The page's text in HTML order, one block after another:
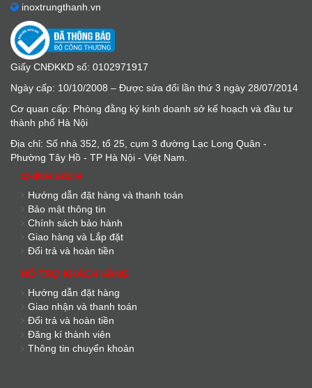
inoxtrungthanh.vn
Giấy CNĐKKD số: 0102971917
Ngày cấp: 10/10/2008 – Được sửa đổi lần thứ 3 ngày 28/07/2014
Cơ quan cấp: Phòng đằng ký kinh doanh sở kế hoạch và đầu tư
thành phố Hà Nội
Địa chỉ: Số nhà 352, tổ 25, cụm 3 đường Lạc Long Quân -
Phường Tây Hồ - TP Hà Nội - Việt Nam.
CHÍNH SÁCH
Hướng dẫn đặt hàng và thanh toán
Bảo mật thông tin
Chính sách bảo hành
Giao hàng và Lắp đặt
Đổi trả và hoàn tiền
HỖ TRỢ KHÁCH HÀNG
Hướng dẫn đặt hàng
Giao nhận và thanh toán
Đổi trả và hoàn tiền
Đăng kí thành viên
Thông tin chuyển khoản